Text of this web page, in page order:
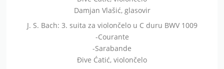
Damjan Vlašić, glasovir
J. S. Bach: 3. suita za violončelo u C duru BWV 1009
-Courante
-Sarabande
Đive Ćatić, violončelo